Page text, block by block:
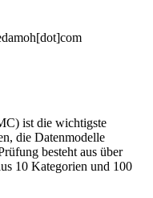
ist die wichtigste
die Datenmodelle
besteht aus über
10 Kategorien und 100